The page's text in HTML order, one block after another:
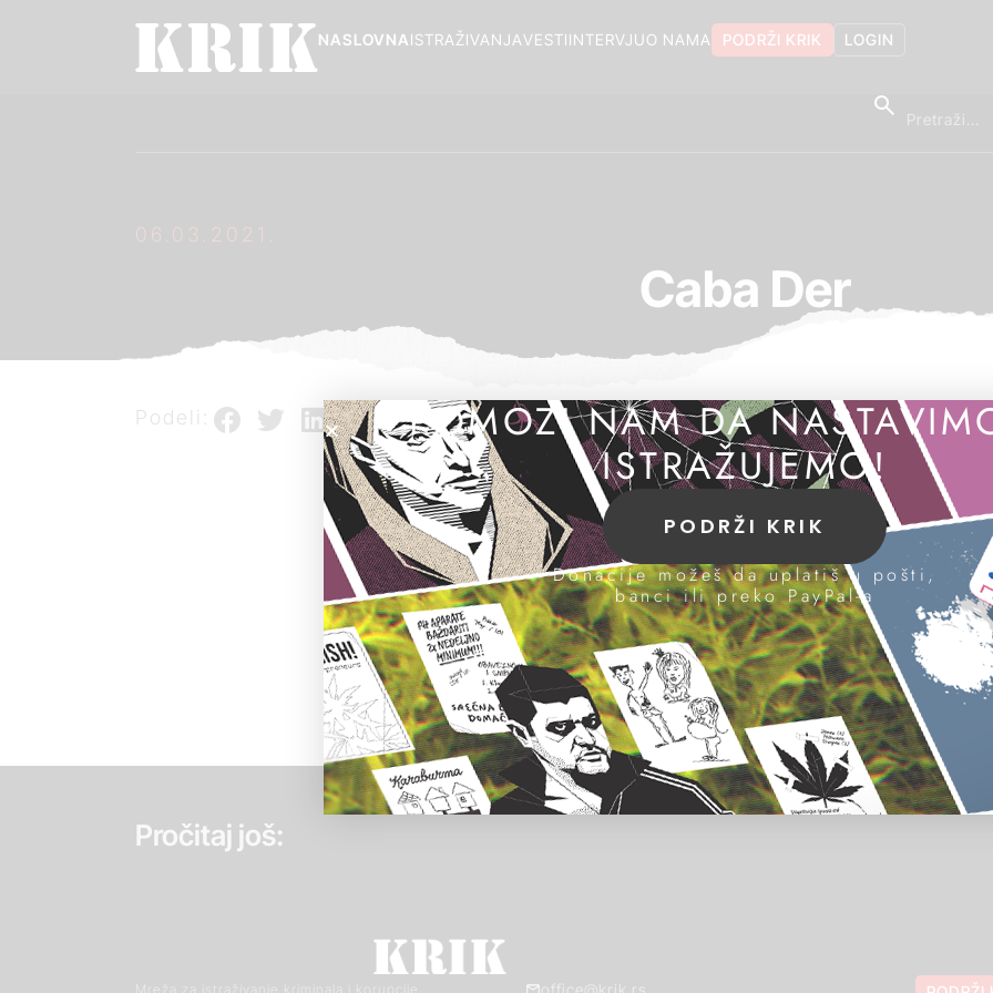
LOGIN
PODRŽI KRIK
O NAMA
INTERVJU
VESTI
ISTRAŽIVANJA
NASLOVNA
06.03.2021.
Caba Der
Podeli:
Pročitaj još:
Mreža za istraživanje kriminala i korupcije office@krik.rs
POMOZI NAM DA
ISTRAŽUJEMO!
PODRŽI KRIK
Donacije možeš da uplatiš u pošti,
banci ili preko PayPal-a